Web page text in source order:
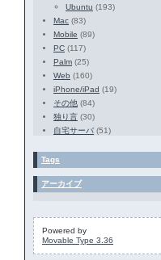
Ubuntu (193)
Mac (83)
Mobile (89)
PC (117)
Palm (25)
Web (160)
iPhone/iPad (19)
その他 (84)
独り言 (30)
自宅サーバ (51)
Tags
アーカイブ
Powered by
Movable Type 3.36